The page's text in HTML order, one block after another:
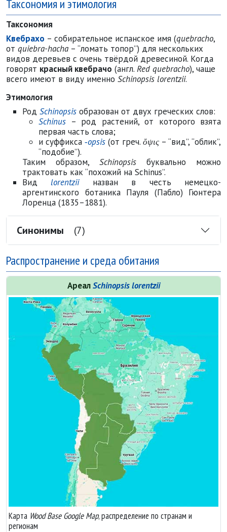
Таксономия и этимология
Таксономия
Квебрахо – собирательное испанское имя (quebracho,
от quiebra-hacha – “ломать топор”) для нескольких
видов деревьев с очень твёрдой древесиной. Когда
говорят красный квебрачо (англ. Red quebracho), чаще
всего имеют в виду именно Schinopsis lorentzii.
Этимология
Род Schinopsis образован от двух греческих слов:
Schinus – род растений, от которого взята
первая часть слова;
и суффикса ‑opsis (от греч. ὄψις – “вид”, “облик”,
“подобие”).
Таким образом, Schinopsis буквально можно
трактовать как “похожий на Schinus”.
Видlorentziiназван в честь немецко-
аргентинского ботаника Пауля (Пабло) Гюнтера
Лоренца (1835–1881).
Синонимы (7)
Распространение и среда обитания
АреалSchinopsis lorentzii
Карта Wood Base Google Map, распределение по странам и
регионам